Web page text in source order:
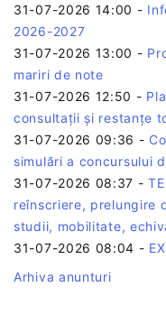
31-07-2026 14:00 -
2026-2027
31-07-2026 13:00 -
mariri de note
31-07-2026 12:50 -
consultații și restanțe
31-07-2026 09:36 -
simulări a concursului
31-07-2026 08:37 -
reînscriere, prelungire
studii, mobilitate,
31-07-2026 08:04 -
Arhiva anunturi